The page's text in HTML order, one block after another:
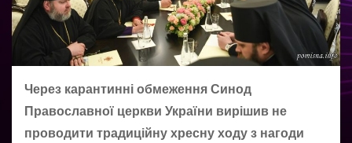
Через карантинні обмеження Синод
Православної церкви України вирішив не
проводити традиційну хресну ходу з нагоди